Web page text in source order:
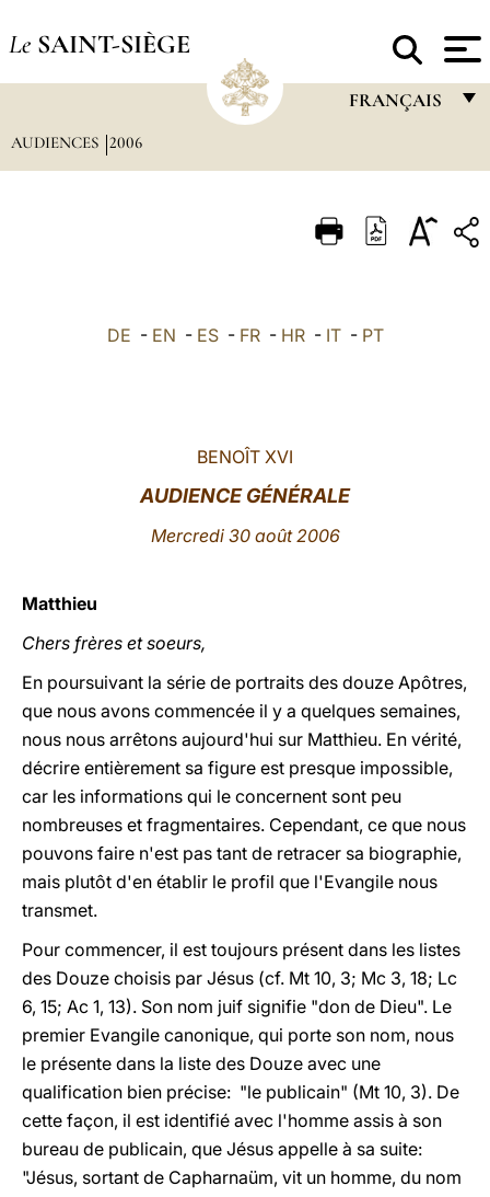
Le SAINT-SIÈGE
FRANÇAIS
ITALIANO
中文
AUDIENCES 2006
DE - EN - ES- FR- HR- IT- PT
BENOÎT XVI
AUDIENCE GÉNÉRALE
Mercredi 30 août 2006
Matthieu
Chers frères et soeurs,
En poursuivant la série de portraits des douze Apôtres,
que nous avons commencée il y a quelques semaines,
nous nous arrêtons aujourd'hui sur Matthieu. En vérité,
décrire entièrement sa figure est presque impossible,
car les informations qui le concernent sont peu
nombreuses et fragmentaires. Cependant, ce que nous
pouvons faire n'est pas tant de retracer sa biographie,
mais plutôt d'en établir le profil que l'Evangile nous
transmet.
Pour commencer, il est toujours présent dans les listes
des Douze choisis par Jésus (cf. Mt 10, 3; Mc 3, 18; Lc
6, 15; Ac 1, 13). Son nom juif signifie "don de Dieu". Le
premier Evangile canonique, qui porte son nom, nous
le présente dans la liste des Douze avec une
qualification bien précise: "le publicain" (Mt 10, 3). De
cette façon, il est identifié avec l'homme assis à son
bureau de publicain, que Jésus appelle à sa suite:
"Jésus, sortant de Capharnaüm, vit un homme, du nom